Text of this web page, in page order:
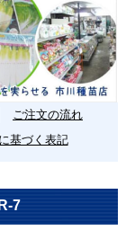
ご注文の流れ
基づく表記
7